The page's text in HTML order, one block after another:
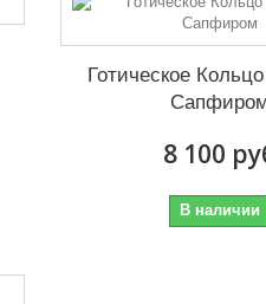
Готическое
8 100
В наличии